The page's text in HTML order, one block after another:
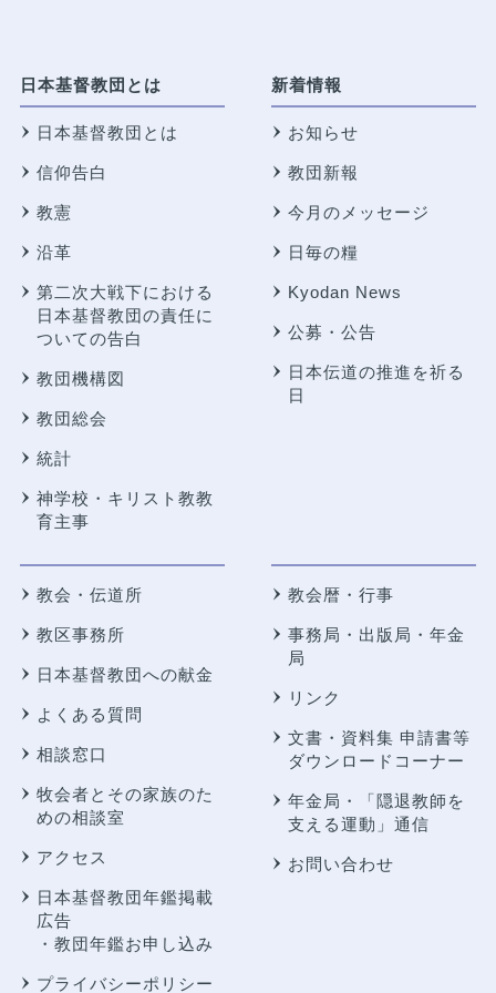
日本基督教団とは
日本基督教団とは
信仰告白
教憲
沿革
第二次大戦下における
日本基督教団の責任に
ついての告白
教団機構図
教団総会
統計
神学校・キリスト教教
育主事
新着情報
お知らせ
教団新報
今月のメッセージ
日毎の糧
Kyodan News
公募・公告
日本伝道の推進を祈る
日
教会・伝道所
教区事務所
日本基督教団への献金
よくある質問
相談窓口
牧会者とその家族のた
めの相談室
アクセス
日本基督教団年鑑掲載
広告
・教団年鑑お申し込み
プライバシーポリシー
教会暦・行事
事務局・出版局・年金
局
リンク
文書・資料集 申請書等
ダウンロードコーナー
年金局・
「隠退教師を
支える運動」通信
お問い合わせ